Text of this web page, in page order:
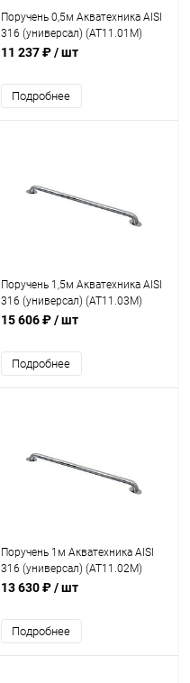
Поручень 0,5м Акватехника AISI
316 (универсал) (AT11.01M)
11 237 ₽/ шт
Подробнее
Поручень 1,5м Акватехника AISI
316 (универсал) (AT11.03M)
15 606 ₽/ шт
Подробнее
Поручень 1м Акватехника AISI
316 (универсал) (AT11.02M)
13 630 ₽/ шт
Подробнее